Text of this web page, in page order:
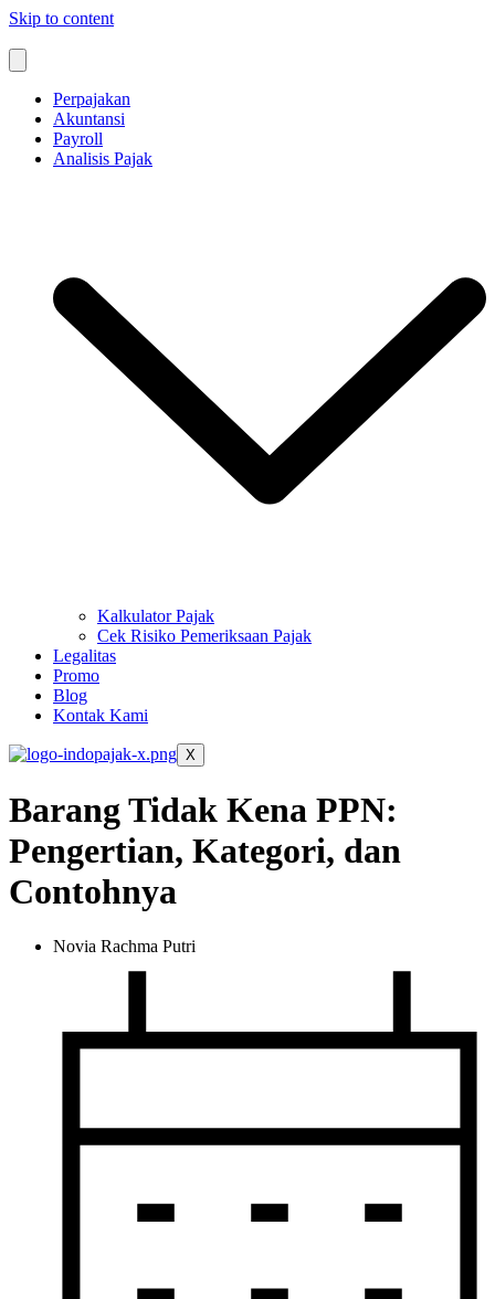
Skip to content
Perpajakan
Akuntansi
Payroll
Analisis Pajak
Kalkulator Pajak
Cek Risiko Pemeriksaan Pajak
Legalitas
Promo
Blog
Kontak Kami
X
Barang Tidak Kena PPN:
Pengertian, Kategori, dan
Contohnya
Novia Rachma Putri